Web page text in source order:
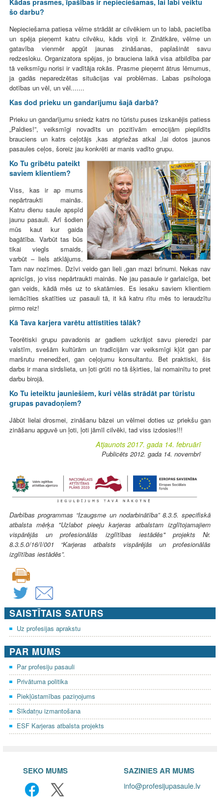
šo darbu?
Nepieciešama patiesa vēlme strādāt ar cilvēkiem un to labā, pacietība
un spēja pieņemt katru cilvēku, kāds viņš ir. Zinātkāre, vēlme un
gatavība vienmēr apgūt jaunas zināšanas, paplašināt savu
redzesloku. Organizatora spējas, jo brauciena laikā visa atbildība par
tā veiksmīgu norisi ir vadītāja rokās. Prasme pieņemt ātrus lēmumus,
ja gadās neparedzētas situācijas vai problēmas. Labas psihologa
dotības un vēl, un vēl.......
Kas dod prieku un gandarījumu šajā darbā?
Prieku un gandarījumu sniedz katrs no tūristu puses izskanējis patiess
„Paldies!”, veiksmīgi novadīts un pozitīvām emocijām piepildīts
brauciens un katrs ceļotājs ,kas atgriežas atkal ,lai dotos jaunos
pasaules ceļos, šoreiz jau konkrēti ar manis vadīto grupu.
Ko Tu gribētu pateikt
saviem klientiem?
Viss, kas ir ap mums
nepārtraukti mainās.
Katru dienu saule apspīd
jaunu pasauli. Arī šodien
mūs kaut kur gaida
bagātība. Varbūt tas būs
tikai viegls smaids,
varbūt – liels atklājums.
Tam nav nozīmes. Dzīvi veido gan lieli ,gan mazi brīnumi. Nekas nav
apnicīgs, jo viss nepārtraukti mainās. Ne jau pasaule ir garlaicīga, bet
gan veids, kādā mēs uz to skatāmies. Es iesaku saviem klientiem
iemācīties skatīties uz pasauli tā, it kā katru rītu mēs to ieraudzītu
pirmo reiz!
Kā Tava karjera varētu attīstīties tālāk?
Teorētiski grupu pavadonis ar gadiem uzkrājot savu pieredzi par
valstīm, svešām kultūrām un tradīcijām var veiksmīgi kļūt gan par
maršrutu menedžeri, gan ceļojumu konsultantu. Bet praktiski, šis
darbs ir mana sirdslieta, un ļoti grūti no tā šķirties, lai nomainītu to pret
darbu birojā.
Ko Tu ieteiktu jauniešiem, kuri vēlās strādāt par tūristu
grupas pavadoņiem?
Jābūt lielai drosmei, zināšanu bāzei un vēlmei doties uz priekšu gan
zināšanu apguvē un ļoti, ļoti jāmīl cilvēki, tad viss izdosies!!!
Atjaunots 2017. gada 14. februārī
Publicēts 2012. gada 14. novembrī
Darbības programmas “Izaugsme un nodarbinātība” 8.3.5. specifiskā
atbalsta mērķa "Uzlabot pieeju karjeras atbalstam izglītojamajiem
vispārējās un profesionālās izglītības iestādēs" projekts Nr.
8.3.5.0/16/I/001 “Karjeras atbalsts vispārējās un profesionālās
izglītības iestādēs”.
SAISTĪTAIS SATURS
Uz profesijas aprakstu
PAR MUMS
Par profesiju pasauli
Privātuma politika
Piekļūstamības paziņojums
Sīkdatņu izmantošana
ESF Karjeras atbalsta projekts
SEKO MUMS SAZINIES AR MUMS
info@profesijupasaule.lv